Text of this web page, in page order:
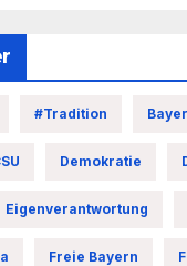
#Tradition
Demokratie
Eigenverantwortung
Freie Bayern